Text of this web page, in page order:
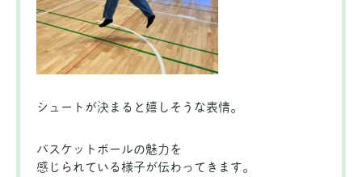
シュートが決まると嬉しそうな表情。
バスケットボールの魅力を
感じられている様子が伝わってきます。